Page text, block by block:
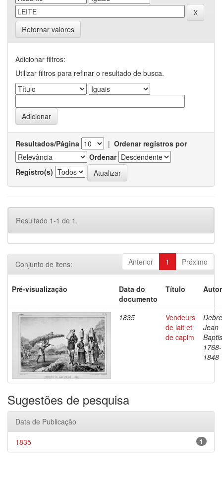
Retornar valores
Adicionar filtros:
Utilizar filtros para refinar o resultado de busca.
Resultados/Página | Ordenar registros por
Ordenar
Registro(s)
Resultado 1-1 de 1.
Anterior 1 Próximo
Conjunto de itens:
Pré-visualização
Data do
documento
Título
1835
Vendeurs
de lait et
de capim
Jean
1768-
1848
Sugestões de pesquisa
Data de Publicação
1
1835